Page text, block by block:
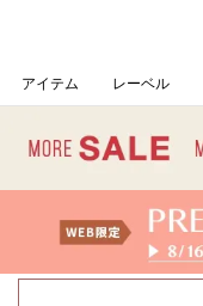
アイテム レーベル